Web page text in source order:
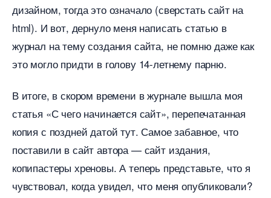
дизайном, тогда это означало (сверстать сайт на
html). И вот, дернуло меня написать статью
журнал на тему создания сайта, не помню даже как
это могло придти в голову 14-летнему парню.
итоге, в скором времени в журнале вышла моя
статья «С чего начинается сайт», перепечатанная
копия с поздней датой тут. Самое забавное, что
поставили в сайт автора — сайт издания,
копипастеры хреновы. А теперь представьте, что я
чувствовал, когда увидел, что меня опубликовали?